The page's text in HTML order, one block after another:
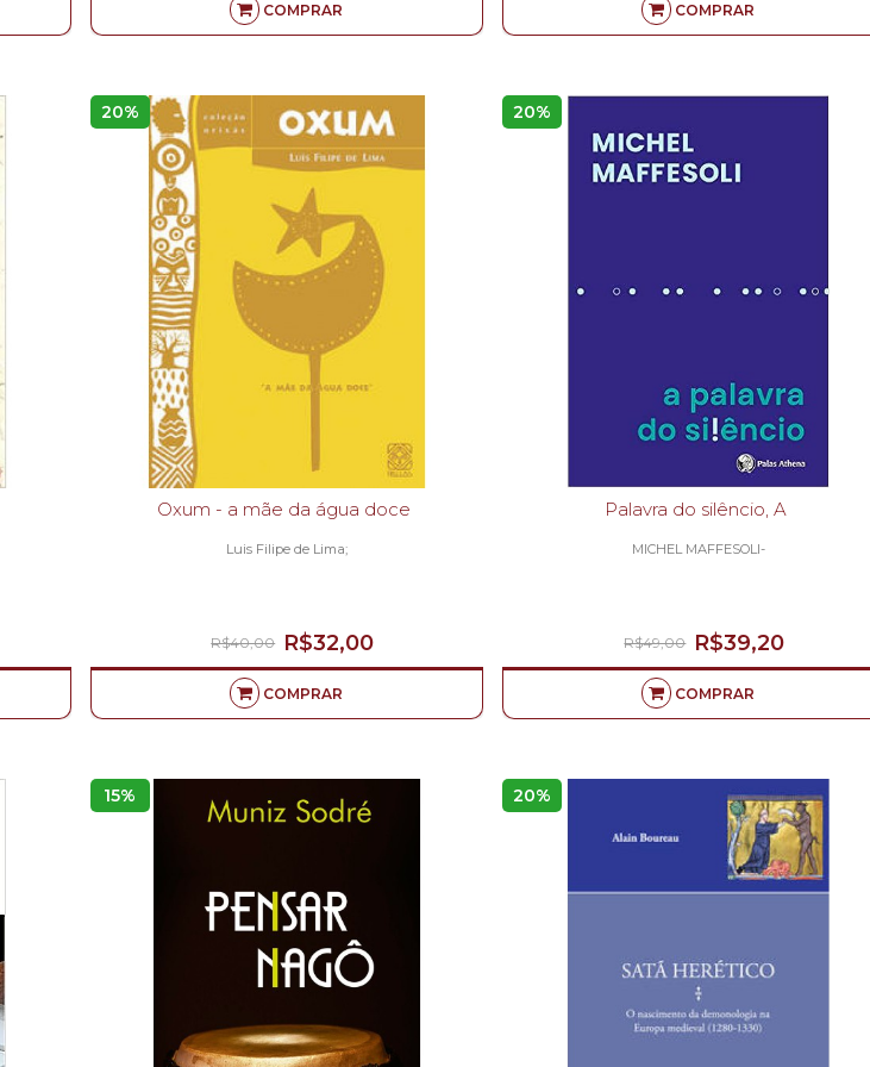
COMPRAR COMPRAR
20%
Oxum - a mãe da água doce
Luis Filipe de Lima;
R$32,00
R$40,00
COMPRAR
20%
Palavra do silêncio, A
MICHEL MAFFESOLI-
R$39,20
R$49,00
COMPRAR
15% 20%